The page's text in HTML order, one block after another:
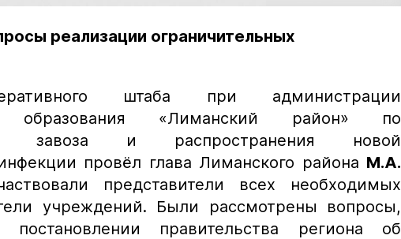
реализации ограничительных
штаба при администрации
образования «Лиманский район» по
завоза и распространения новой
провёл глава Лиманского района М.А.
представители всех необходимых
учреждений. Были рассмотрены вопросы,
постановлении правительства региона об